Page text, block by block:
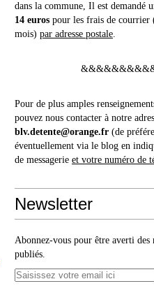
dans la commune, Il est demandé
14 euros pour les frais de courrier
mois) par adresse postale.
Pour de plus amples
pouvez nous contacter à notre
blv.detente@orange.fr (de
éventuellement via le blog en
de messagerie et votre numéro de
Newsletter
Abonnez-vous pour être averti des
publiés.